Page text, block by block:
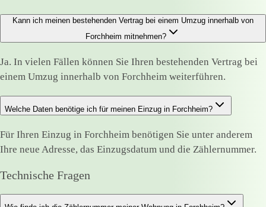
Kann ich meinen bestehenden Vertrag bei einem Umzug innerhalb von
Forchheim mitnehmen?
Ja. In vielen Fällen können Sie Ihren bestehenden Vertrag bei
einem Umzug innerhalb von Forchheim weiterführen.
Welche Daten benötige ich für meinen Einzug in Forchheim?
Für Ihren Einzug in Forchheim benötigen Sie unter anderem
Ihre neue Adresse, das Einzugsdatum und die Zählernummer.
Technische Fragen